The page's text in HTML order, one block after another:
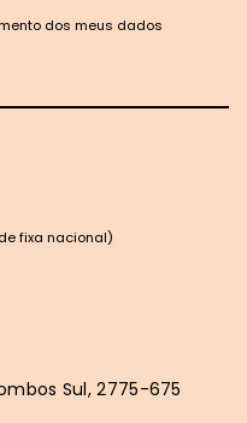
dos meus dados
fixa nacional)
Sul, 2775-675